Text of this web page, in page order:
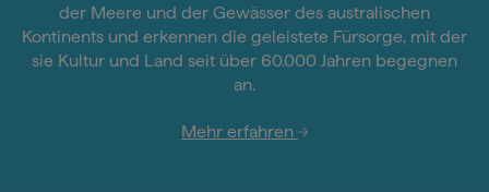
der Meere und der Gewässer des australischen
Kontinents und erkennen die geleistete Fürsorge, mit der
sie Kultur und Land seit über 60.000 Jahren begegnen
an.
Mehr erfahren